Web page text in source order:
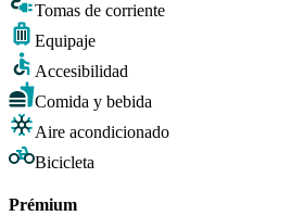
Tomas de corriente
Equipaje
Accesibilidad
Comida y bebida
Aire acondicionado
Bicicleta
Prémium